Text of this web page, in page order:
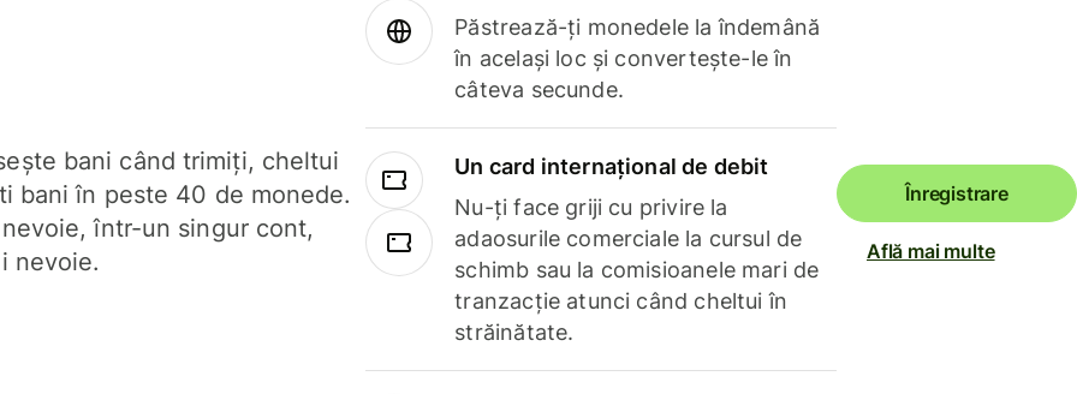
bani când trimiți, cheltui
bani în peste 40 de monede.
într-un singur cont,
nevoie.
Păstrează-ți monedele la îndemână
în același loc și convertește-le în
câteva secunde.
Un card internațional de debit
Nu-ți face griji cu privire la
adaosurile comerciale la cursul de
schimb sau la comisioanele mari de
tranzacție atunci când cheltui în
străinătate.
Înregistrare
Află mai multe